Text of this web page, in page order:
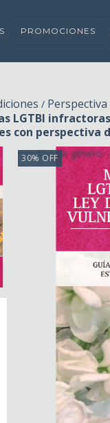
PROMOCIONES
/
LGTBI
con perspectiva
30% OFF